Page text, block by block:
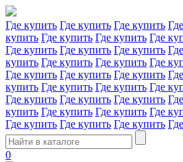
Где купить Где купить Где купить
купить Где купить Где купить Где
Где купить Где купить Где купить
купить Где купить Где купить Где
Где купить Где купить Где купить
купить Где купить Где купить Где
Где купить Где купить Где купить
купить Где купить Где купить Где
Где купить Где купить Где купить
0